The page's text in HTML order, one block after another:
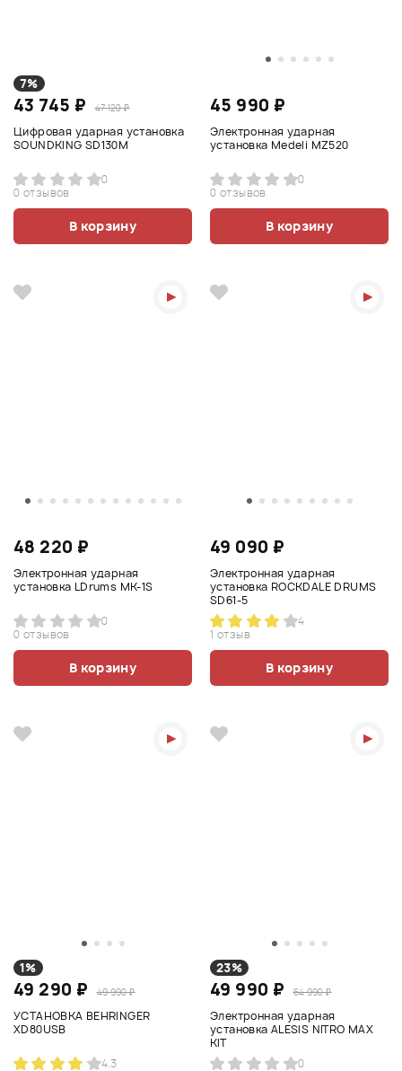
7%
43 745 ₽ 47 120 ₽
Цифровая ударная установка
SOUNDKING SD130M
0
0 отзывов
В корзину
45 990 ₽
Электронная ударная
установка Medeli MZ520
0
0 отзывов
В корзину
48 220 ₽
Электронная ударная
установка LDrums MK-1S
0
0 отзывов
В корзину
49 090 ₽
Электронная ударная
установка ROCKDALE DRUMS
SD61-5
4
1 отзыв
В корзину
1%
49 290 ₽ 49 990 ₽
УСТАНОВКА BEHRINGER
XD80USB
4.3
23%
49 990 ₽ 64 990 ₽
Электронная ударная
установка ALESIS NITRO MAX
KIT
0